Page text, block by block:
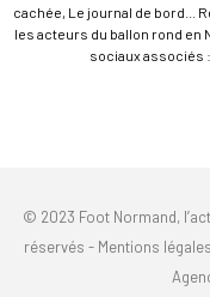
cachée, Le journal de bord...
les acteurs du ballon rond
sociaux associés
© 2023 Foot Normand,
réservés - Mentions légales